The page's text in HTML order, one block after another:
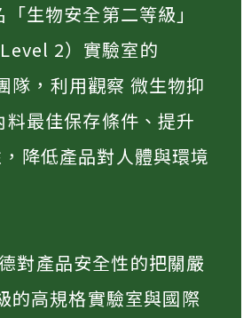
生物安全第二等級」
2）實驗室的
，利用觀察 微生物抑
料最佳保存條件、提升
降低產品對人體與環境
對產品安全性的把關嚴
的高規格實驗室與國際